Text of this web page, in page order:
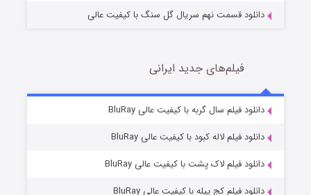
قسمت2 (زیرنویس) منتشر شد
دانلود قسمت نهم سریال گل سنگ با کیفیت عالی
فیلم‌های جدید ایرانی
دانلود فیلم سال گربه با کیفیت عالی BluRay
دانلود فیلم لاله کبود با کیفیت عالی BluRay
دانلود فیلم لاک پشت با کیفیت عالی BluRay
دانلود فیلم کج‌ پیله با کیفیت عالی BluRay